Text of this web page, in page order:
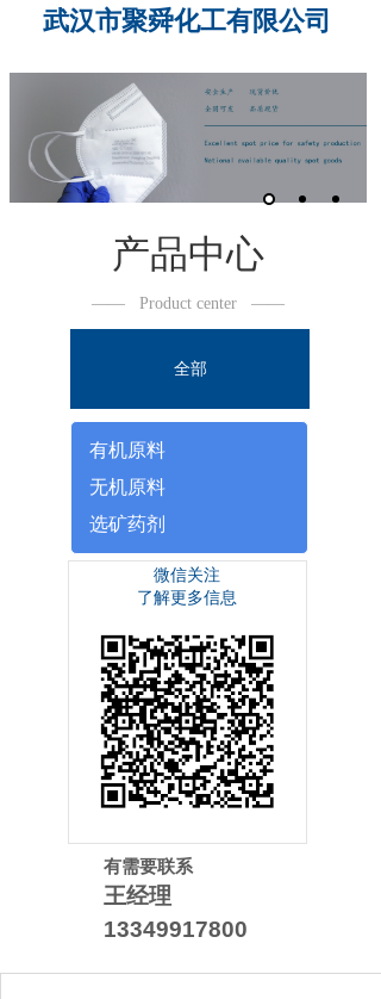
武汉市聚舜化工有限公司
产品中心
—— Product center ——
全部
有机原料
无机原料
选矿药剂
微信关注
了解更多信息
有需要联系
王经理
13349917800